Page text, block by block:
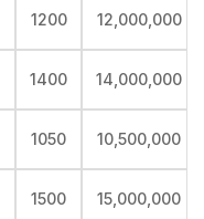
1200 12,000,000
1400 14,000,000
1050 10,500,000
1500 15,000,000